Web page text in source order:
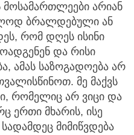
მოსამართლეები არიან
ბრალდებული ან
რომ დღეს ისინი
და რისი
ამას საზოგადოება არ
მე მაქვს
რომელიც არ ვიცი და
ერთი მხარის, ისე
მიმიწვდება